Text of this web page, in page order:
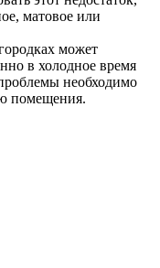
матовое или
может
в холодное время
необходимо
помещения.